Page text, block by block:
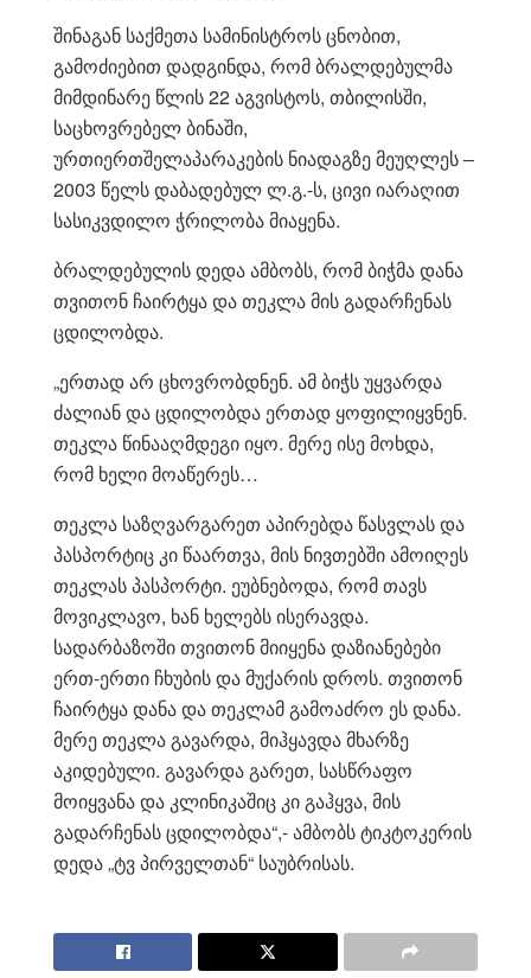
შინაგან საქმეთა სამინისტროს ცნობით,
გამოძიებით დადგინდა, რომ ბრალდებულმა
მიმდინარე წლის 22 აგვისტოს, თბილისში,
საცხოვრებელ ბინაში,
ურთიერთშელაპარაკების ნიადაგზე მეუღლეს –
2003 წელს დაბადებულ ლ.გ.-ს, ცივი იარაღით
სასიკვდილო ჭრილობა მიაყენა.
ბრალდებულის დედა ამბობს, რომ ბიჭმა დანა
თვითონ ჩაირტყა და თეკლა მის გადარჩენას
ცდილობდა.
„ერთად არ ცხოვრობდნენ. ამ ბიჭს უყვარდა
ძალიან და ცდილობდა ერთად ყოფილიყვნენ.
თეკლა წინააღმდეგი იყო. მერე ისე მოხდა,
რომ ხელი მოაწერეს…
თეკლა საზღვარგარეთ აპირებდა წასვლას და
პასპორტიც კი წაართვა, მის ნივთებში ამოიღეს
თეკლას პასპორტი. ეუბნებოდა, რომ თავს
მოვიკლავო, ხან ხელებს ისერავდა.
სადარბაზოში თვითონ მიიყენა დაზიანებები
ერთ-ერთი ჩხუბის და მუქარის დროს. თვითონ
ჩაირტყა დანა და თეკლამ გამოაძრო ეს დანა.
მერე თეკლა გავარდა, მიჰყავდა მხარზე
აკიდებული. გავარდა გარეთ, სასწრაფო
მოიყვანა და კლინიკაშიც კი გაჰყვა, მის
გადარჩენას ცდილობდა“,- ამბობს ტიკტოკერის
დედა „ტვ პირველთან“ საუბრისას.